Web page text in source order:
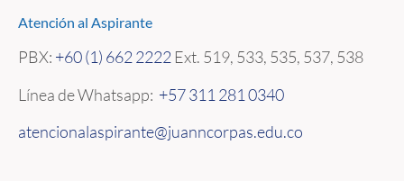
Atención al Aspirante
PBX: +60 (1) 662 2222 Ext. 519, 533, 535, 537, 538
Línea de Whatsapp: +57 311 281 0340
atencionalaspirante@juanncorpas.edu.co